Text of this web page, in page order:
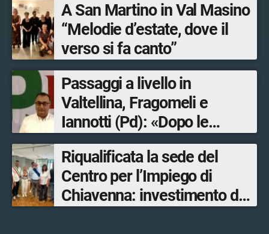
A San Martino in Val Masino
“Melodie d’estate, dove il
verso si fa canto”
Passaggi a livello in
Valtellina, Fragomeli e
Iannotti (Pd): «Dopo le
Olimpiadi solo un terzo delle
opere sostitutive sarà
ultimato entro il 2026»
Riqualificata la sede del
Centro per l’Impiego di
Chiavenna: investimento da